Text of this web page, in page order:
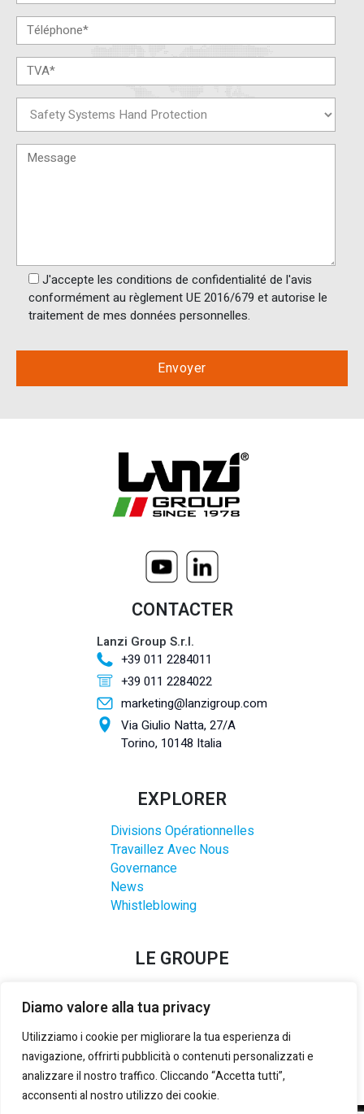
Diamo valore alla tua privacy
Utilizziamo i cookie per migliorare la tua esperienza di
navigazione, offrirti pubblicità o contenuti personalizzati e
analizzare il nostro traffico. Cliccando “Accetta tutti”,
acconsenti al nostro utilizzo dei cookie.
J'accepte les conditions de confidentialité de l'avis
conformément au règlement UE 2016/679 et autorise le
traitement de mes données personnelles.
CONTACTER
Lanzi Group S.r.l.
+39 011 2284011
+39 011 2284022
marketing@lanzigroup.com
Via Giulio Natta, 27/A
Torino, 10148 Italia
EXPLORER
Divisions Opérationnelles
Travaillez Avec Nous
Governance
News
Whistleblowing
LE GROUPE